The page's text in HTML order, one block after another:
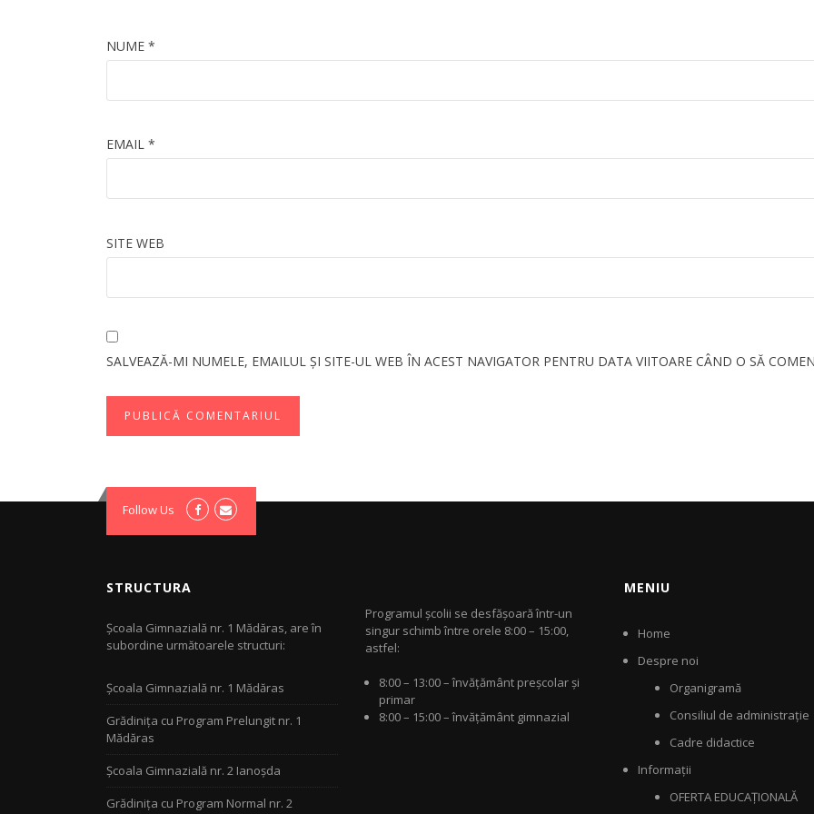
NUME *
EMAIL *
SITE WEB
SALVEAZĂ-MI NUMELE, EMAILUL ȘI SITE-UL WEB ÎN ACEST NAVIGATOR PENTRU DATA VIITOARE CÂND O SĂ
Follow Us
STRUCTURA
Şcoala Gimnazială nr. 1 Mădăras, are în
subordine următoarele structuri:
Şcoala Gimnazială nr. 1 Mădăras
Grădiniţa cu Program Prelungit nr. 1
Mădăras
Şcoala Gimnazială nr. 2 Ianoșda
Grădiniţa cu Program Normal nr. 2
Programul școlii se desfășoară într-un
singur schimb între orele 8:00 – 15:00,
astfel:
8:00 – 13:00 – învăţământ preșcolar și
primar
8:00 – 15:00 – învăţământ gimnazial
MENIU
Home
Despre noi
Organigramă
Consiliul de administraţie
Cadre didactice
Informaţii
OFERTA EDUCAȚIONALĂ